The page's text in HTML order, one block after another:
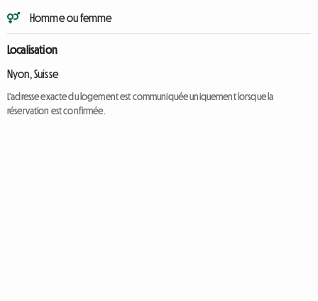
Homme ou femme
Localisation
Nyon, Suisse
L'adresse exacte du logement est communiquée uniquement lorsque la
réservation est confirmée.